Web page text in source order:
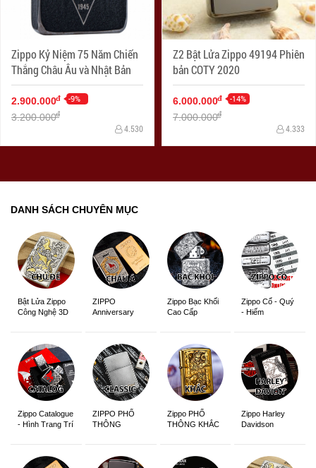
Zippo Kỷ Niệm 75 Năm Chiến
Thắng Châu Âu và Nhật Bản
2.900.000đ -9%
3.200.000đ
4.530
Z2 Bật Lửa Zippo 49194 Phiên
bản COTY 2020
6.000.000đ -14%
7.000.000đ
4.333
DANH SÁCH CHUYÊN MỤC
Bật Lửa Zippo
Công Nghệ 3D
ZIPPO
Anniversary
Zippo Bạc Khối
Cao Cấp
Zippo Cổ - Quý
- Hiếm
Zippo Catalogue
- Hình Trang Trí
ZIPPO PHỔ
THÔNG
Zippo PHỔ
THÔNG KHẮC
Zippo Harley
Davidson